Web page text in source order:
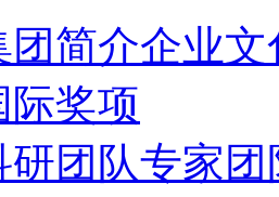
团简介企业文
际奖项
研团队专家团